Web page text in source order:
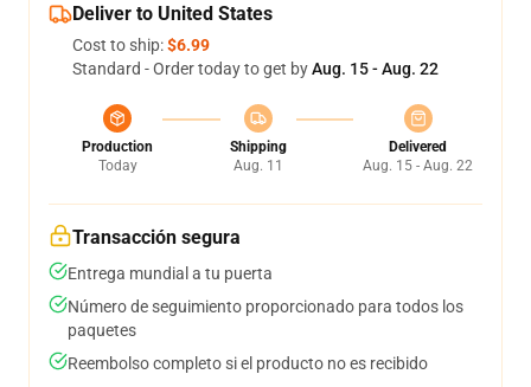
Deliver to United States
Cost to ship:$6.99
Standard - Order today to get byAug. 15 - Aug. 22
Production
Today
Shipping
Aug. 11
Delivered
Aug. 15 - Aug. 22
Transacción segura
Entrega mundial a tu puerta
Número de seguimiento proporcionado para todos los
paquetes
Reembolso completo si el producto no es recibido